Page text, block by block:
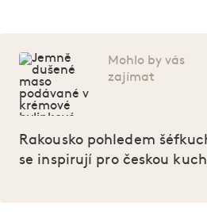
Mohlo by vás
zajímat
Rakousko pohledem
se inspirují pro českou